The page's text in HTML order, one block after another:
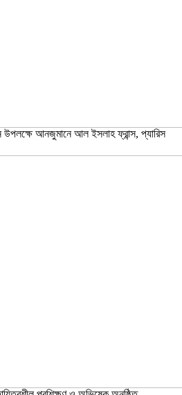
উপলক্ষে আনজুমানে আল ইসলাহ ফ্রান্স, প্যারিস